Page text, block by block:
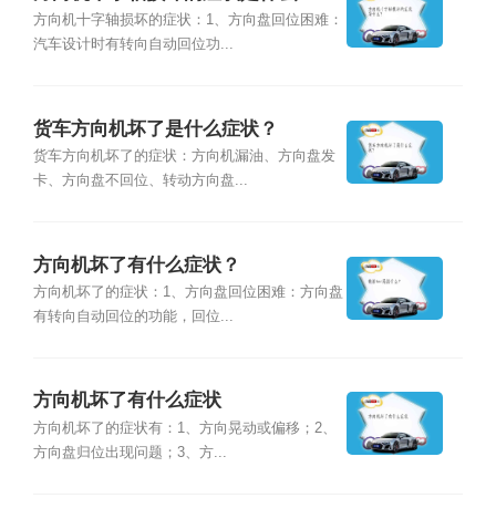
方向机十字轴损坏的症状：1、方向盘回位困难：
汽车设计时有转向自动回位功...
货车方向机坏了是什么症状？
货车方向机坏了的症状：方向机漏油、方向盘发
卡、方向盘不回位、转动方向盘...
方向机坏了有什么症状？
方向机坏了的症状：1、方向盘回位困难：方向盘
有转向自动回位的功能，回位...
方向机坏了有什么症状
方向机坏了的症状有：1、方向晃动或偏移；2、
方向盘归位出现问题；3、方...